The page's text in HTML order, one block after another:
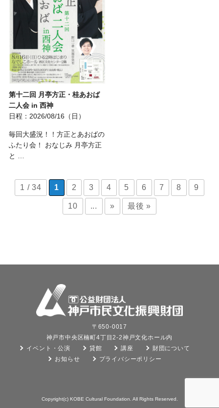
第十二回 月亭方正・桂あおば
二人会 in 西神
日程：2026/08/16（日）
毎回大盛況！！方正とあおばの
ふたり会！ おなじみ 月亭方正
と …
1 / 34 1 2 3 4 5 6 7 8 9
10 ... » 最後 »
〒650-0017
神戸市中央区楠町4丁目2-2神戸文化ホール内
イベント・公演
貸館 講座
財団について
お知らせ
プライバシーポリシー
Copyright(c) KOBE Cultural Foundation. All Rights Reserved.